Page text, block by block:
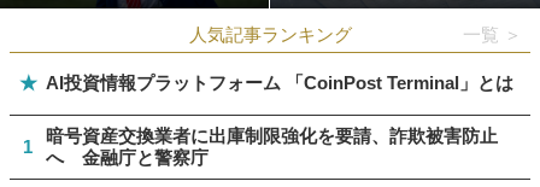
人気記事ランキング 一覧 ＞
★ AI投資情報プラットフォーム 「CoinPost Terminal」とは
1
暗号資産交換業者に出庫制限強化を要請、詐欺被害防止
へ 金融庁と警察庁